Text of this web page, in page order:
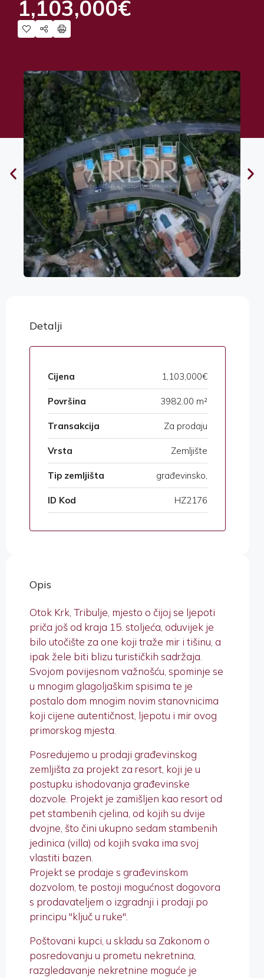
1,103,000€
Detalji
Cijena 1,103,000€
Površina 3982.00 m²
Transakcija Za prodaju
Vrsta Zemljište
Tip zemljišta građevinsko,
ID Kod HZ2176
Opis
Otok Krk, Tribulje, mjesto o čijoj se ljepoti
priča još od kraja 15. stoljeća, oduvijek je
bilo utočište za one koji traže mir i tišinu, a
ipak žele biti blizu turističkih sadržaja.
Svojom povijesnom važnošću, spominje se
u mnogim glagoljaškim spisima te je
postalo dom mnogim novim stanovnicima
koji cijene autentičnost, ljepotu i mir ovog
primorskog mjesta.
Posredujemo u prodaji građevinskog
zemljišta za projekt za resort, koji je u
postupku ishodovanja građevinske
dozvole. Projekt je zamišljen kao resort od
pet stambenih cjelina, od kojih su dvije
dvojne, što čini ukupno sedam stambenih
jedinica (villa) od kojih svaka ima svoj
vlastiti bazen.
Projekt se prodaje s građevinskom
dozvolom, te postoji mogućnost dogovora
s prodavateljem o izgradnji i prodaji po
principu "ključ u ruke".
Poštovani kupci, u skladu sa Zakonom o
posredovanju u prometu nekretnina,
razgledavanje nekretnine moguće je